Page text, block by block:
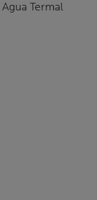
Termal